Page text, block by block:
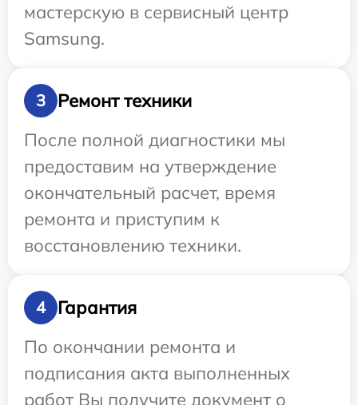
мастерскую в сервисный центр
Samsung.
3
Ремонт техники
После полной диагностики мы
предоставим на утверждение
окончательный расчет, время
ремонта и приступим к
восстановлению техники.
4
Гарантия
По окончании ремонта и
подписания акта выполненных
работ Вы получите документ о